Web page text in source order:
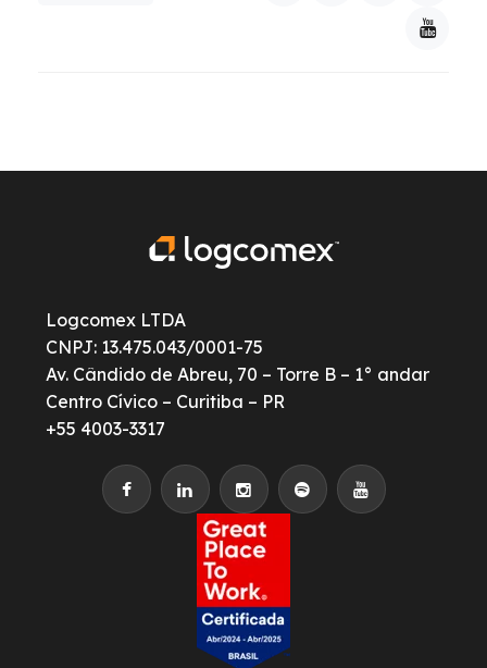
Logcomex LTDA
CNPJ: 13.475.043/0001-75
Av. Cândido de Abreu, 70 – Torre B – 1° andar
Centro Cívico – Curitiba – PR
+55 4003-3317